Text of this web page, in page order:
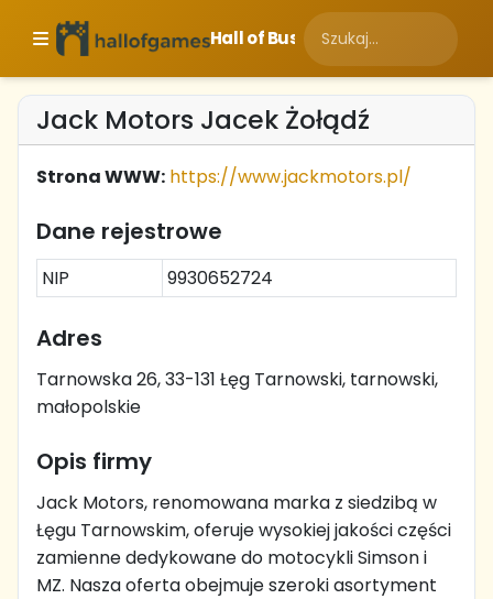
Hall of Business
Jack Motors Jacek Żołądź
Strona WWW: https://www.jackmotors.pl/
Dane rejestrowe
NIP 9930652724
Adres
Tarnowska 26, 33-131 Łęg Tarnowski, tarnowski,
małopolskie
Opis firmy
Jack Motors, renomowana marka z siedzibą w
Łęgu Tarnowskim, oferuje wysokiej jakości części
zamienne dedykowane do motocykli Simson i
MZ. Nasza oferta obejmuje szeroki asortyment